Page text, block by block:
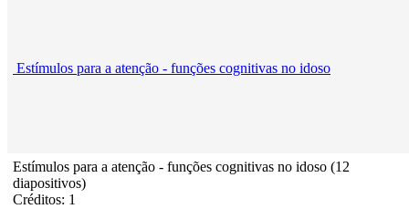
Estímulos para a atenção - funções cognitivas no idoso
Estímulos para a atenção - funções cognitivas no idoso (12
diapositivos)
Créditos: 1